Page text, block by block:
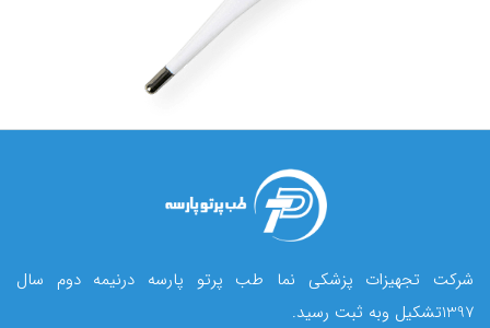
شرکت تجهیزات پزشکی نما طب پرتو پارسه درنیمه دوم سال
1397تشکیل وبه ثبت رسید.